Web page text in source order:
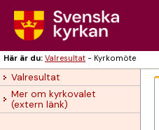
Här är du: Valresultat - Kyrkomöte
Valresultat
Mer om kyrkovalet
(extern länk)